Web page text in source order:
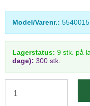
Model/Varenr.: 5540015
Lagerstatus: 9 stk. på
dage): 300 stk.